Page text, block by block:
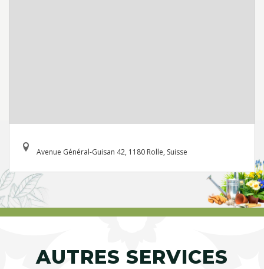
Avenue Général-Guisan 42, 1180 Rolle, Suisse
AUTRES SERVICES